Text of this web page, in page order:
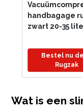
handbagage
zwart 20-35
Vliegtuig - 40 x
25 cm - Inc.
oplaadbare
pomp - Slimme
Bestel nu
Rugzak
Wat is een